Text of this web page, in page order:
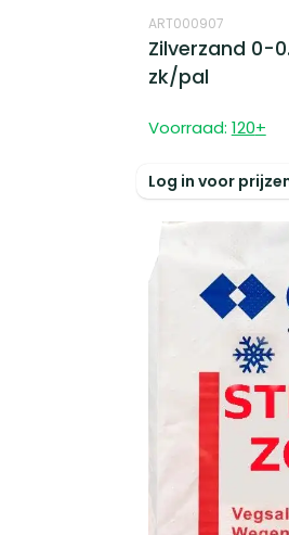
ART000907
Zilverzand 0-
zk/pal
Voorraad: 120+
Log in voor